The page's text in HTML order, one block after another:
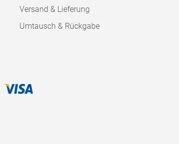
Versand & Lieferung
Umtausch & Rückgabe